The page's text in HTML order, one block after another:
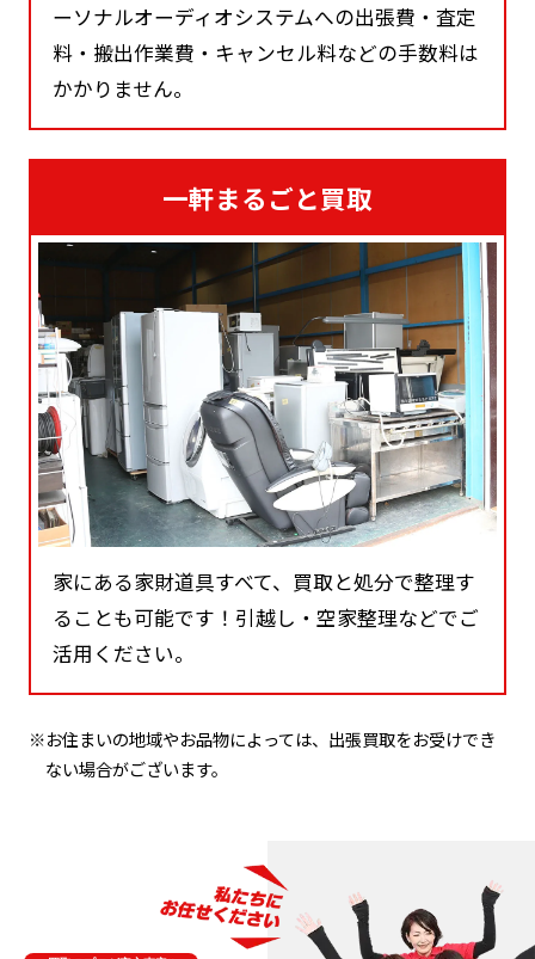
ーソナルオーディオシステムへの出張費・査定
料・搬出作業費・キャンセル料などの手数料は
かかりません。
一軒まるごと買取
家にある家財道具すべて、買取と処分で整理す
ることも可能です！引越し・空家整理などでご
活用ください。
※お住まいの地域やお品物によっては、出張買取をお受けでき
ない場合がございます。